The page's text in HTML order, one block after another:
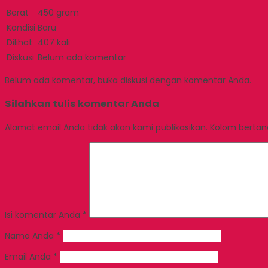
Berat
450 gram
Kondisi Baru
Dilihat 407 kali
Diskusi Belum ada komentar
Belum ada komentar, buka diskusi dengan komentar Anda.
Silahkan tulis komentar Anda
Alamat email Anda tidak akan kami publikasikan. Kolom
Isi komentar Anda *
Nama Anda *
Email Anda *